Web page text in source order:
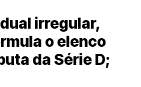
irregular,
o elenco
da Série D;